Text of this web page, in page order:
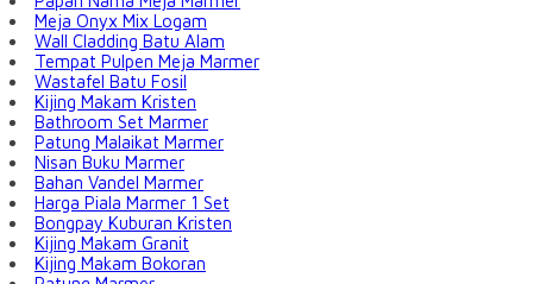
Meja Onyx Mix Logam
Wall Cladding Batu Alam
Tempat Pulpen Meja Marmer
Wastafel Batu Fosil
Kijing Makam Kristen
Bathroom Set Marmer
Patung Malaikat Marmer
Nisan Buku Marmer
Bahan Vandel Marmer
Harga Piala Marmer 1 Set
Bongpay Kuburan Kristen
Kijing Makam Granit
Kijing Makam Bokoran